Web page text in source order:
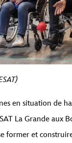
en situation de
La Grande aux
former et